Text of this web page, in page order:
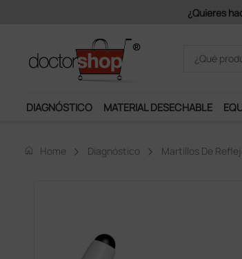
DIAGNÓSTICO MATERIAL DESECHABLE
home Home Diagnóstico Martillos De